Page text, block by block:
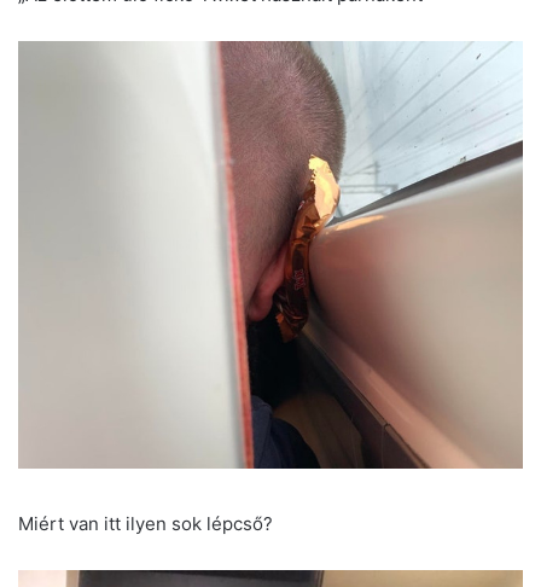
Miért van itt ilyen sok lépcső?